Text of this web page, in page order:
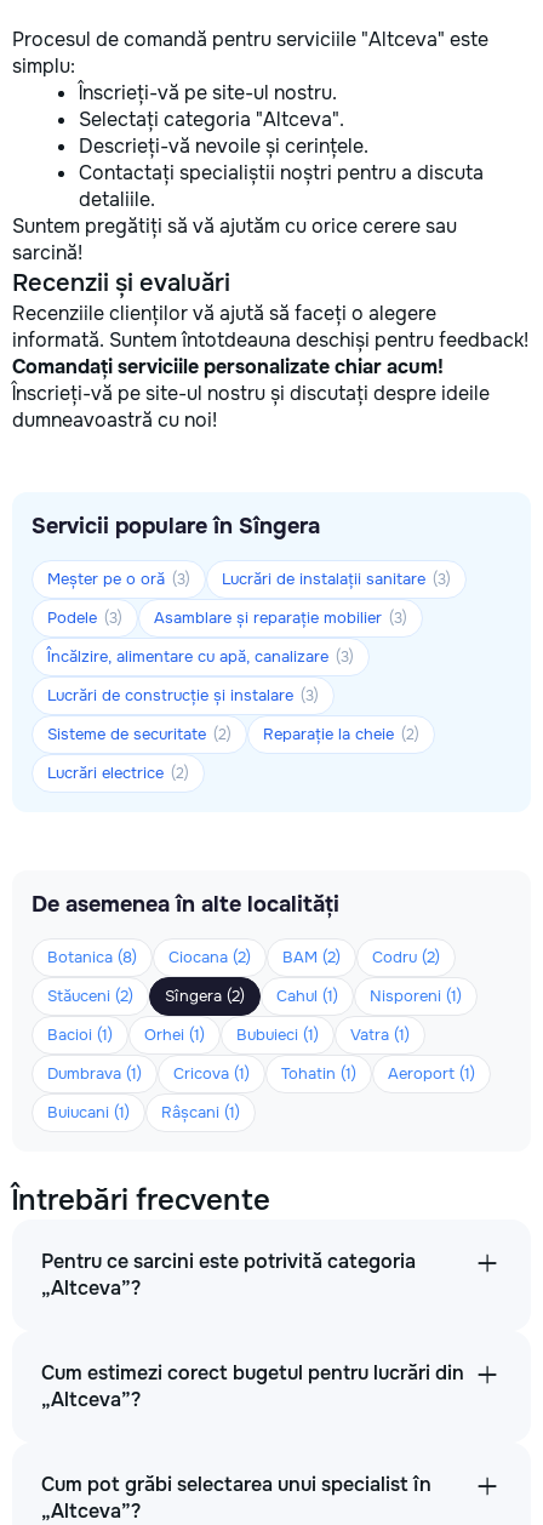
Procesul de comandă pentru serviciile "Altceva" este
simplu:
Înscrieți-vă pe site-ul nostru.
Selectați categoria "Altceva".
Descrieți-vă nevoile și cerințele.
Contactați specialiștii noștri pentru a discuta
detaliile.
Suntem pregătiți să vă ajutăm cu orice cerere sau
sarcină!
Recenzii și evaluări
Recenziile clienților vă ajută să faceți o alegere
informată. Suntem întotdeauna deschiși pentru feedback!
Comandați serviciile personalizate chiar acum!
Înscrieți-vă pe site-ul nostru și discutați despre ideile
dumneavoastră cu noi!
Servicii populare în Sîngera
Meșter pe o oră (3) Lucrări de instalații sanitare (3)
Podele (3) Asamblare și reparație mobilier (3)
Încălzire, alimentare cu apă, canalizare (3)
Lucrări de construcție și instalare (3)
Sisteme de securitate (2) Reparație la cheie (2)
Lucrări electrice (2)
De asemenea în alte localități
Botanica (8) Ciocana (2) BAM (2)
Codru (2)
Stăuceni (2)
Sîngera (2) Cahul (1)
Nisporeni (1)
Bacioi (1)
Orhei (1) Bubuieci (1)
Vatra (1)
Dumbrava (1)
Cricova (1) Tohatin (1)
Aeroport (1)
Buiucani (1)
Râșcani (1)
Întrebări frecvente
Pentru ce sarcini este potrivită categoria
„Altceva”?
Cum estimezi corect bugetul pentru lucrări din
„Altceva”?
Cum pot grăbi selectarea unui specialist în
„Altceva”?